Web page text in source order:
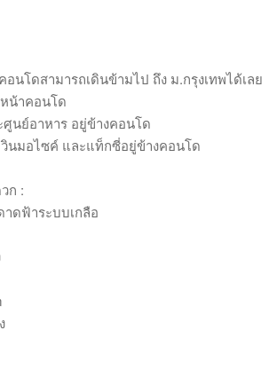
นโดสามารถเดินข้ามไป ถึง ม.กรุงเทพได้เลย
น้าคอนโด
นย์อาหาร อยู่ข้างคอนโด
นมอไซค์ และแท็กซี่อยู่ข้างคอนโด
ก :
ดฟ้าระบบเกลือ